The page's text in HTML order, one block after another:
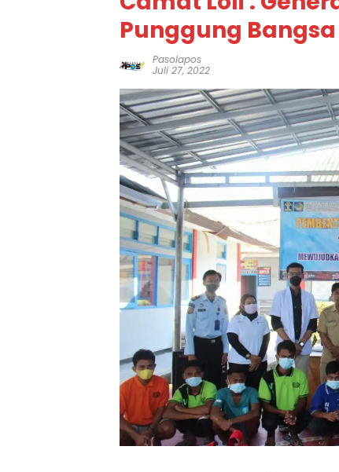
Punggung Bangsa
Pasolapos
Juli 27, 2022